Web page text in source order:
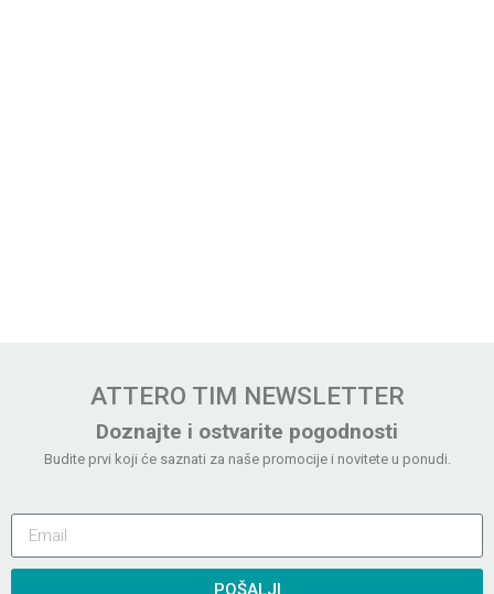
ATTERO TIM NEWSLETTER
Doznajte i ostvarite pogodnosti
Budite prvi koji će saznati za naše promocije i novitete u ponudi.